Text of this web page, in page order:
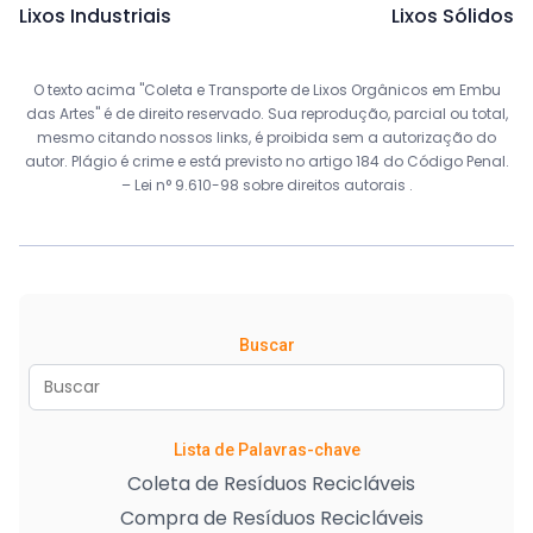
Lixos Industriais
Lixos Sólidos
O texto acima "Coleta e Transporte de Lixos Orgânicos em Embu
das Artes" é de direito reservado. Sua reprodução, parcial ou total,
mesmo citando nossos links, é proibida sem a autorização do
autor. Plágio é crime e está previsto no artigo 184 do Código Penal.
– Lei n° 9.610-98 sobre direitos autorais .
Buscar
Lista de Palavras-chave
Coleta de Resíduos Recicláveis
Compra de Resíduos Recicláveis